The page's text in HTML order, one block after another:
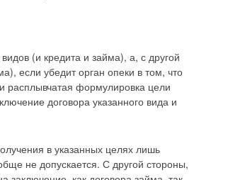
(и кредита и займа), а, с другой
если убедит орган опеки в том, что
расплывчатая формулировка цели
договора указанного вида и
в указанных целях лишь
не допускается. С другой стороны,